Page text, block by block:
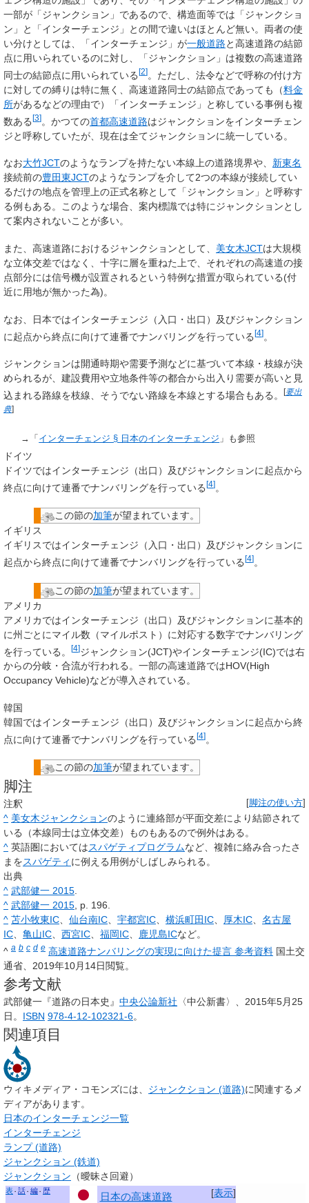
一部が「ジャンクション」であるので、構造面等では「ジャンクショ
ン」と「インターチェンジ」との間で違いはほとんど無い。両者の使
い分けとしては、「インターチェンジ」が一般道路と高速道路の結節
点に用いられているのに対し、「ジャンクション」は複数の高速道路
同士の結節点に用いられている [2] 。ただし、法令などで呼称の付け方
に対しての縛りは特に無く、高速道路同士の結節点であっても（料金
所があるなどの理由で）「インターチェンジ」と称している事例も複
数ある [3] 。かつての首都高速道路はジャンクションをインターチェン
ジと呼称していたが、現在は全てジャンクションに統一している。
なお大竹JCTのようなランプを持たない本線上の道路境界や、 新東名
接続前の豊田東JCTのようなランプを介して2つの本線が接続してい
るだけの地点を管理上の正式名称として「ジャンクション」と呼称す
る例もある。このような場合、案内標識では特にジャンクションとし
て案内されないことが多い。
また、高速道路におけるジャンクションとして、 美女木JCTは大規模
な立体交差ではなく、十字に層を重ねた上で、それぞれの高速道の接
点部分には信号機が設置されるという特例な措置が取られている(付
近に用地が無かった為)。
なお、日本ではインターチェンジ（入口・出口）及びジャンクション
に起点から終点に向けて連番でナンバリングを行っている[4]。
ジャンクションは開通時期や需要予測などに基づいて本線・枝線が決
められるが、建設費用や立地条件等の都合から出入り需要が高いと見
込まれる路線を枝線、そうでない路線を本線とする場合もある。
[要出
典]
→「 インターチェンジ § 日本のインターチェンジ 」も参照
ドイツ
ドイツではインターチェンジ（出口）及びジャンクションに起点から
終点に向けて連番でナンバリングを行っている [4] 。
この節の加筆が望まれています。
イギリス
イギリスではインターチェンジ（入口・出口）及びジャンクションに
起点から終点に向けて連番でナンバリングを行っている [4] 。
この節の加筆が望まれています。
アメリカ
アメリカではインターチェンジ（出口）及びジャンクションに基本的
に州ごとにマイル数（マイルポスト）に対応する数字でナンバリング
を行っている。
[4]ジャンクション(JCT)やインターチェンジ(IC)では右
からの分岐・合流が行われる。一部の高速道路ではHOV(High
Occupancy Vehicle)などが導入されている。
韓国
韓国ではインターチェンジ（出口）及びジャンクションに起点から終
点に向けて連番でナンバリングを行っている[4]。
この節の加筆が望まれています。
脚注
脚注の使い方
注釈
^ 美女木ジャンクションのように連絡部が平面交差により結節されて
いる（本線同士は立体交差）ものもあるので例外はある。
^ 英語圏においてはスパゲティプログラムなど、複雑に絡み合ったさ
まをスパゲティ に例える用例がしばしみられる。
出典
^ 武部健一 2015
^ 武部健一 2015 , p. 196.
^ 苫小牧東IC 仙台南IC 宇都宮IC 横浜町田IC 厚木IC
名古屋
IC
亀山IC 西宮IC 福岡IC 鹿児島ICなど。
^ a b c d e 高速道路ナンバリングの実現に向けた提言 参考資料 国土交
通省、2019年10月14日閲覧。
参考文献
武部健一『道路の日本史』 中央公論新社 〈中公新書〉、2015年5月25
日。 ISBN 978-4-12-102321-6。
関連項目
ウィキメディア・コモンズには、 ジャンクション (道路)に関連するメ
ディアがあります。
日本のインターチェンジ一覧
インターチェンジ
ランプ (道路)
ジャンクション (鉄道)
ジャンクション （曖昧さ回避）
[表示]
表 話 編 歴 日本の高速道路